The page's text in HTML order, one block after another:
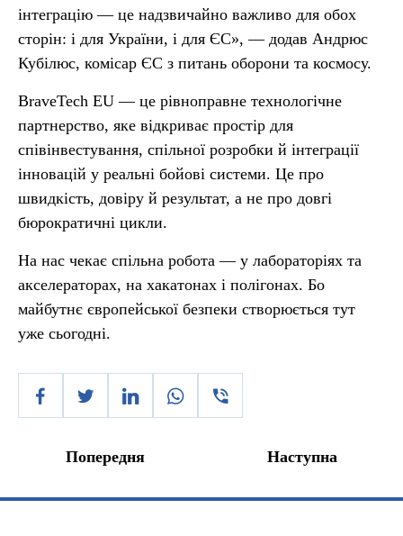
інтеграцію — це надзвичайно важливо для обох
сторін: і для України, і для ЄС», — додав Андрюс
Кубілюс, комісар ЄС з питань оборони та космосу.
BraveTech EU — це рівноправне технологічне
партнерство, яке відкриває простір для
співінвестування, спільної розробки й інтеграції
інновацій у реальні бойові системи. Це про
швидкість, довіру й результат, а не про довгі
бюрократичні цикли.
На нас чекає спільна робота — у лабораторіях та
акселераторах, на хакатонах і полігонах. Бо
майбутнє європейської безпеки створюється тут
уже сьогодні.
Попередня Наступна